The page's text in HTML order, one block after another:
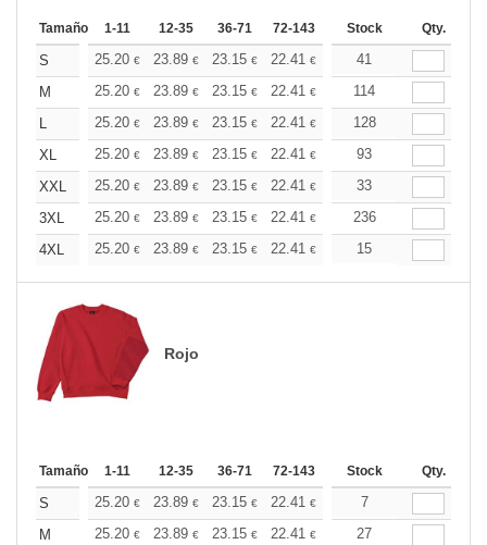
Tamaño 1-11 12-35 36-71 72-143 144-287 288 +
Stock Qty.
S 25.20 € 23.89 € 23.15 € 22.41 € 21.28€
41
M
25.20 € 23.89 € 23.15 € 22.41 € 21.28€
114
L
25.20 € 23.89 € 23.15 € 22.41 € 21.28€
128
XL
25.20 € 23.89 € 23.15 € 22.41 € 21.28€
93
XXL
25.20 € 23.89 € 23.15 € 22.41 € 21.28€
33
3XL
25.20 € 23.89 € 23.15 € 22.41 € 21.28€
236
4XL
25.20 € 23.89 € 23.15 € 22.41 € 21.28€
15
Rojo
Tamaño 1-11 12-35 36-71 72-143 144-287 288 +
Stock Qty.
S 25.20 € 23.89 € 23.15 € 22.41 € 21.28
7
M
25.20 € 23.89 € 23.15 € 22.41 € 21.28€
27